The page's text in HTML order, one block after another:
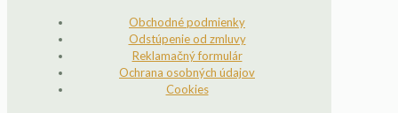
Obchodné podmienky
Odstúpenie od zmluvy
Reklamačný formulár
Ochrana osobných údajov
Cookies